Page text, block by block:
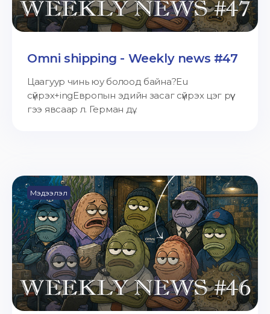
Omni shipping - Weekly news #47
Цаагуур чинь юу болоод байна?Eu
сүйрэх+ingЕвропын эдийн засаг сүйрэх цэг рүү
гээ явсаар л. Герман дү...
Мэдээлэл